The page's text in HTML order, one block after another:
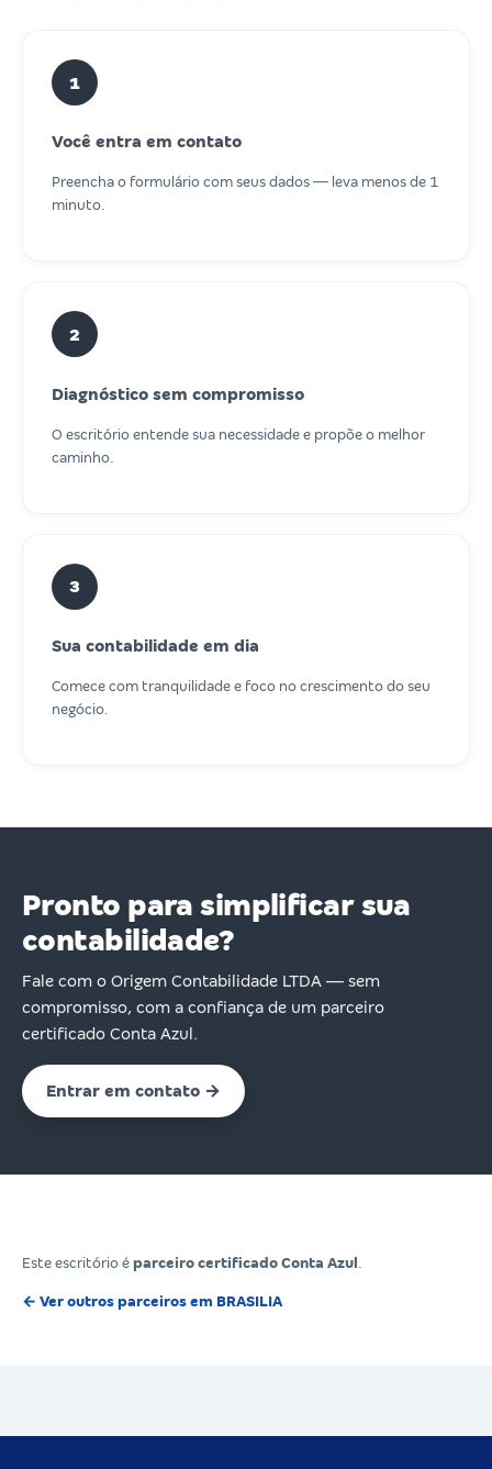
1
Você entra em contato
Preencha o formulário com seus dados — leva menos de 1
minuto.
2
Diagnóstico sem compromisso
O escritório entende sua necessidade e propõe o melhor
caminho.
3
Sua contabilidade em dia
Comece com tranquilidade e foco no crescimento do seu
negócio.
Pronto para simplificar sua
contabilidade?
Fale com o Origem Contabilidade LTDA — sem
compromisso, com a confiança de um parceiro
certificado Conta Azul.
Entrar em contato →
Este escritório é parceiro certificado Conta Azul
← Ver outros parceiros em BRASILIA